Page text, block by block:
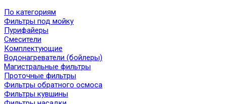
По категориям
Фильтры под мойку
Пурифайеры
Смесители
Комплектующие
Водонагреватели (бойлеры)
Магистральные фильтры
Проточные фильтры
Фильтры обратного осмоса
Фильтры кувшины